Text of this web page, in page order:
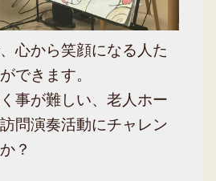
心から笑顔になる人た
できます。
事が難しい、老人ホー
問演奏活動にチャレン
？